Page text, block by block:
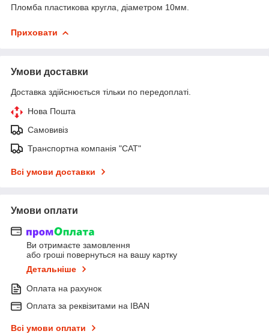
Пломба пластикова кругла, діаметром 10мм.
Приховати
Умови доставки
Доставка здійснюється тільки по передоплаті.
Нова Пошта
Самовивіз
Транспортна компанія "САТ"
Всі умови доставки
Умови оплати
Ви отримаєте замовлення
або гроші повернуться на вашу картку
Детальніше
Оплата на рахунок
Оплата за реквізитами на IBAN
Всі умови оплати